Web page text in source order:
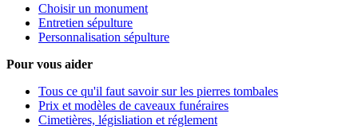
Choisir un monument
Entretien sépulture
Personnalisation sépulture
Pour vous aider
Tous ce qu'il faut savoir sur les pierres tombales
Prix et modèles de caveaux funéraires
Cimetières, législiation et réglement